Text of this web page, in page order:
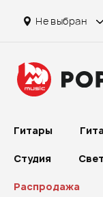
Не выбран
Гитары
Студия Свет
Распродажа